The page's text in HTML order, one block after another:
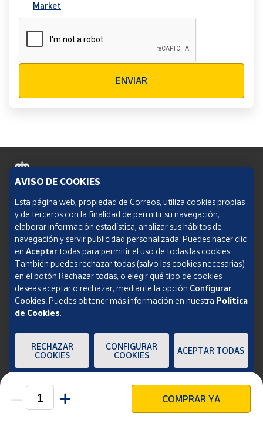
Unidades COMPRAR YA
Market
ENVIAR
Política de cookies
Aviso legal
Condiciones del servicio
Política de Privacidad Web
Informe de transparencia
SOCIEDAD ESTATAL CORREOS Y TELÉGRAFOS, S.A., S.M.E. Todos los derechos
AVISO DE COOKIES
Esta página web, propiedad de Correos, utiliza cookies propias
y de terceros con la finalidad de permitir su navegación,
elaborar información estadística, analizar sus hábitos de
navegación y servir publicidad personalizada. Puedes hacer clic
en Aceptar todas para permitir el uso de todas las cookies.
También puedes rechazar todas (salvo las cookies necesarias)
en el botón Rechazar todas, o elegir qué tipo de cookies
deseas aceptar o rechazar, mediante la opción Configurar
Cookies.Puedes obtener más información en nuestra Política
de Cookies.
RECHAZAR
COOKIES
CONFIGURAR
COOKIES
ACEPTAR TODAS